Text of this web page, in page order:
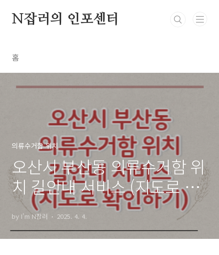
N잡러의 인포센터
홈
의류수거함 위치
오산시 부산동 의류수거함 위
치 길안내 서비스 (지도로 확
인하기)
by I'm N잡러 2025. 4. 4.